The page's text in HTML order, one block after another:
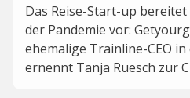
Das Reise-Start-up
der Pandemie vor:
ehemalige Trainline-CEO
ernennt Tanja Ruesch zur